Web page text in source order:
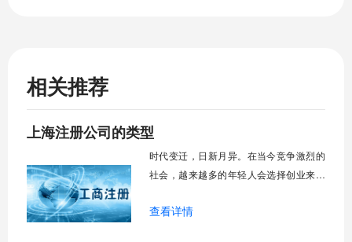
相关推荐
上海注册公司的类型
时代变迁，日新月异。在当今竞争激烈的
社会，越来越多的年轻人会选择创业来实
所以在创业初期注册公司的时候，有几种
查看详情